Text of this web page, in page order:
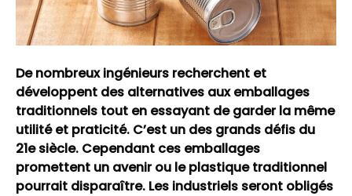
De nombreux ingénieurs recherchent et
développent des alternatives aux emballages
traditionnels tout en essayant de garder la même
utilité et praticité. C’est un des grands défis du
21e siècle. Cependant ces emballages
promettent un avenir ou le plastique traditionnel
pourrait disparaître. Les industriels seront obligés